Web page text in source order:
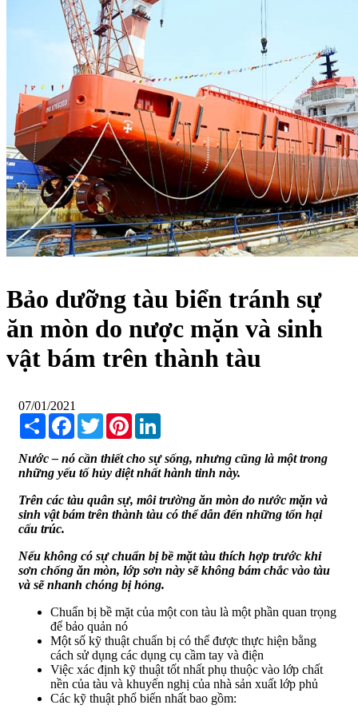
Bảo dưỡng tàu biển tránh sự
ăn mòn do nược mặn và sinh
vật bám trên thành tàu
07/01/2021
Share Facebook
TwitterPinterest
Nước – nó cần thiết cho sự sống, nhưng cũng là một trong
những yếu tố hủy diệt nhất hành tinh này.
Trên các tàu quân sự, môi trường ăn mòn do nước mặn và
sinh vật bám trên thành tàu có thể dẫn đến những tổn hại
cấu trúc.
Nếu không có sự chuẩn bị bề mặt tàu thích hợp trước khi
sơn chống ăn mòn, lớp sơn này sẽ không bám chắc vào tàu
và sẽ nhanh chóng bị hỏng.
Chuẩn bị bề mặt của một con tàu là một phần quan trọng
để bảo quản nó
Một số kỹ thuật chuẩn bị có thể được thực hiện bằng
cách sử dụng các dụng cụ cầm tay và điện
Việc xác định kỹ thuật tốt nhất phụ thuộc vào lớp chất
nền của tàu và khuyến nghị của nhà sản xuất lớp phủ
Các kỹ thuật phổ biến nhất bao gồm: